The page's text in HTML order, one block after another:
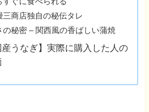
三商店独自の秘伝タレ
の秘密 – 関西風の香ばしい蒲焼
産うなぎ】実際に購入した人の